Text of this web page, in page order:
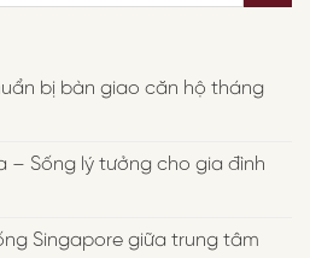
bị bàn giao căn hộ tháng
– Sống lý tưởng cho gia đình
Singapore giữa trung tâm